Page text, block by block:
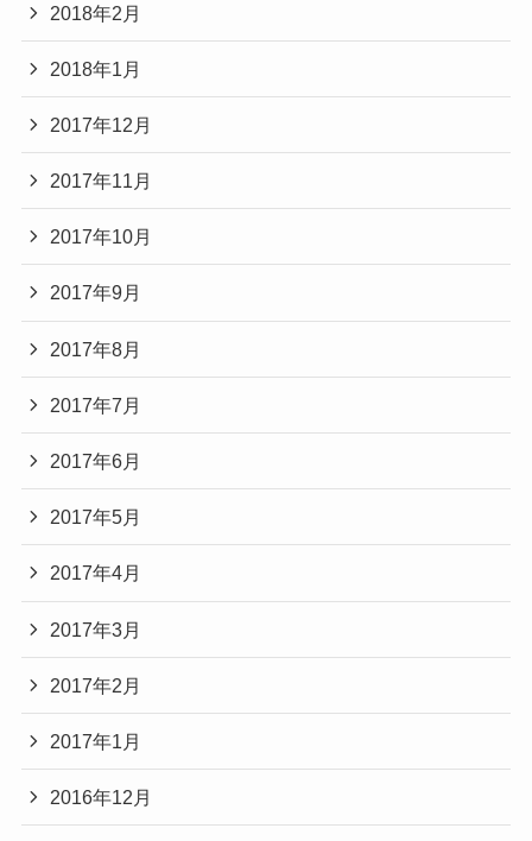
2018年2月
2018年1月
2017年12月
2017年11月
2017年10月
2017年9月
2017年8月
2017年7月
2017年6月
2017年5月
2017年4月
2017年3月
2017年2月
2017年1月
2016年12月